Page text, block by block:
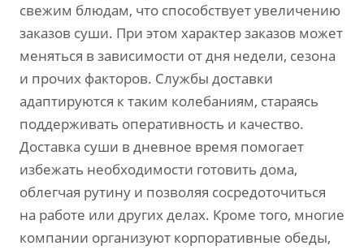
свежим блюдам, что способствует увеличению
заказов суши. При этом характер заказов может
меняться в зависимости от дня недели, сезона
и прочих факторов. Службы доставки
адаптируются к таким колебаниям, стараясь
поддерживать оперативность и качество.
Доставка суши в дневное время помогает
избежать необходимости готовить дома,
облегчая рутину и позволяя сосредоточиться
на работе или других делах. Кроме того, многие
компании организуют корпоративные обеды,